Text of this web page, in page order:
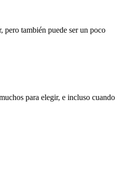
pero también puede ser un poco
para elegir, e incluso cuando